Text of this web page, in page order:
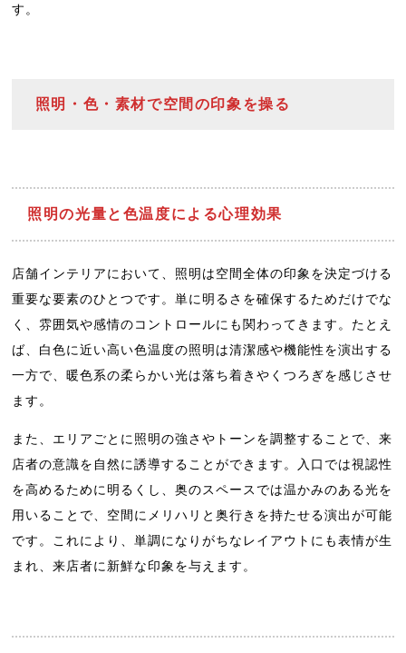
す。
照明・色・素材で空間の印象を操る
照明の光量と色温度による心理効果
店舗インテリアにおいて、照明は空間全体の印象を決定づける
重要な要素のひとつです。単に明るさを確保するためだけでな
く、雰囲気や感情のコントロールにも関わってきます。たとえ
ば、白色に近い高い色温度の照明は清潔感や機能性を演出する
一方で、暖色系の柔らかい光は落ち着きやくつろぎを感じさせ
ます。
また、エリアごとに照明の強さやトーンを調整することで、来
店者の意識を自然に誘導することができます。入口では視認性
を高めるために明るくし、奥のスペースでは温かみのある光を
用いることで、空間にメリハリと奥行きを持たせる演出が可能
です。これにより、単調になりがちなレイアウトにも表情が生
まれ、来店者に新鮮な印象を与えます。